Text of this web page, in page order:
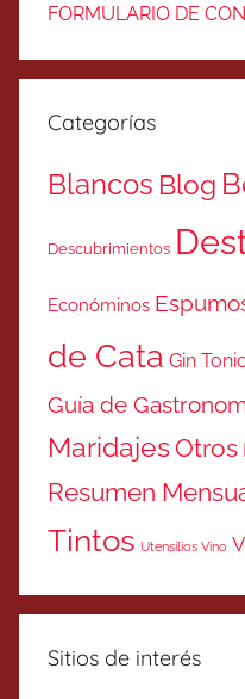
FORMULARIO DE
Categorías
Blancos Blog
Descubrimientos
Económinos
de Cata Gin
Guía de
MaridajesOtros
Resumen
Tintos Utensilios Vino
Sitios de interés